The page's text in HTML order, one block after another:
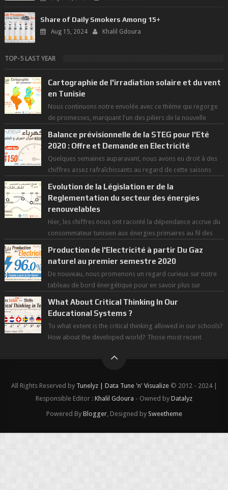
Share of Daily Smokers Among 15+
Aug 15, 2024 Khalil Gdoura
TOP-5 LAST YEAR
Cartographie de l'irradiation solaire et du vent
en Tunisie
Nous continuons notre envolée avec ce thème qui regorge
de promesses, marquant l'un des piliers de la nouvelle
Balance prévisionnelle de la STEG pour l'Eté
2020 : Offre et Demande en Electricité
Quelques semaines auparavant, nous avons eu droit à des
chiffres assez rafraîchissants au regard de cette saisons
Evolution de la Législation er de la
Reglementation du secteur des énergies
renouvelables
Hier, les chiffres nous ont raconté la dépendance accrue du
consommateur tunisien aux énergies primaires au fil des
Production de l'Electricité à partir Du Gaz
naturel au premier semestre 2020
De nouveau, nous promenons un regard curieux sur notre
tableau de bord énergétique pour en savoir plus sur
What About Critical Thinking In Our
Educational Systems ?
To what extent is the critical thinking allowed in our schools?
How about the developed world? Those most recent
All Rights Reserved by Tunelyz | Data Tune 'n' Visualize© 2012 - 2024 |
Responsible Editor : Khalil Gdoura - Owned by Datalyz
Powered By Blogger, Designed by Sweetheme